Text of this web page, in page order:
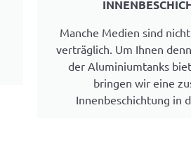
Manche Medien sind
verträglich. Um Ihnen
der Aluminiumtanks
bringen wir eine
Innenbeschichtung in